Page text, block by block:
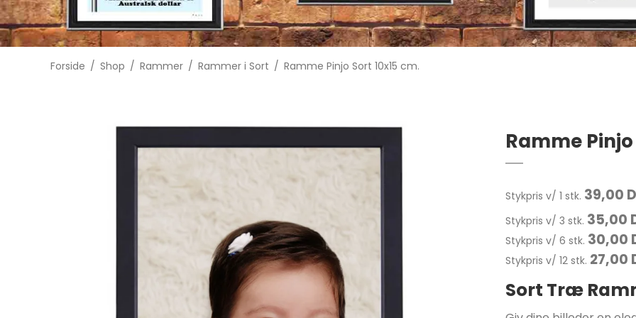
Forside / Shop / Rammer / Rammer i Sort / Ramme Pinjo Sort 10x15 cm.
Ramme Pinjo
Stykpris v/ 1 stk. 39,00
Stykpris v/ 3 stk. 35,00
Stykpris v/ 6 stk. 30,00
Stykpris v/ 12 stk. 27,00
Sort Træ